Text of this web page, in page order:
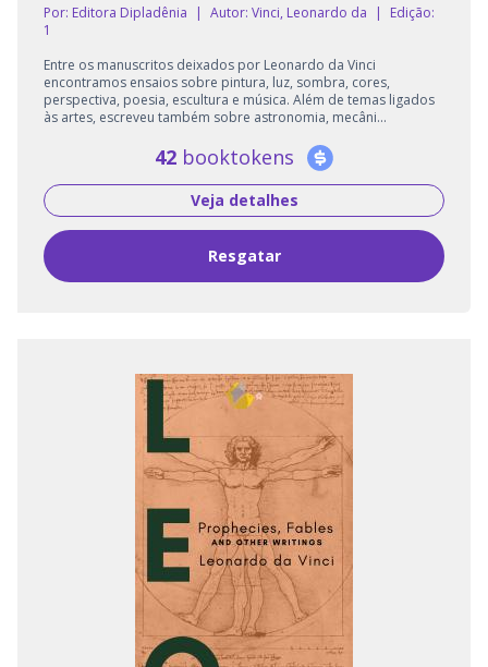
Por: Editora Dipladênia | Autor: Vinci, Leonardo da |
Edição:
1
Entre os manuscritos deixados por Leonardo da Vinci
encontramos ensaios sobre pintura, luz, sombra, cores,
perspectiva, poesia, escultura e música. Além de temas ligados
às artes, escreveu também sobre astronomia, mecâni...
42 booktokens
Veja detalhes
Resgatar